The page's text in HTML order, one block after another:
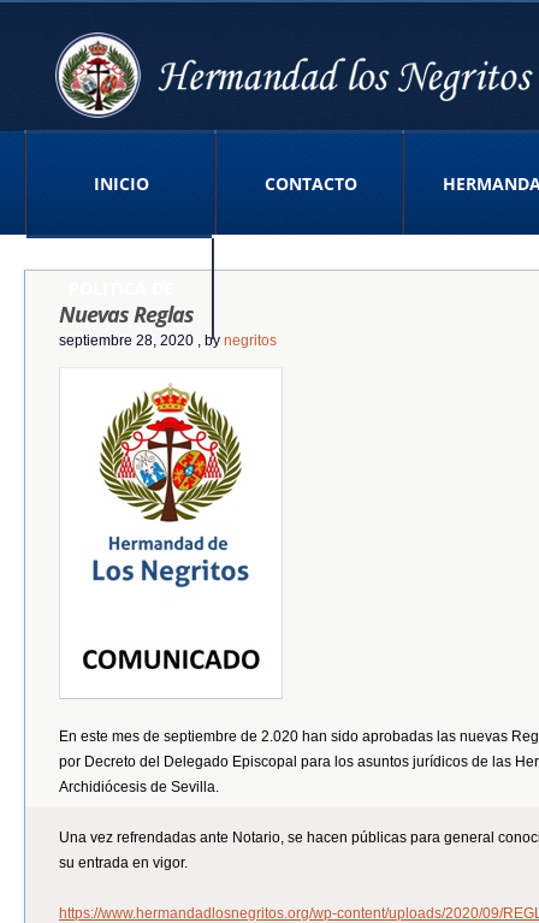
INICIO CONTACTO
PRIVACIDAD APP
Nuevas Reglas
septiembre 28, 2020 , by negritos
En este mes de septiembre de 2.020 han sido aprobadas las nuevas
por Decreto del Delegado Episcopal para los asuntos jurídicos de las
Archidiócesis de Sevilla.
Una vez refrendadas ante Notario, se hacen públicas para general
su entrada en vigor.
https://www.hermandadlosnegritos.org/wp-content/uploads/2020/09/